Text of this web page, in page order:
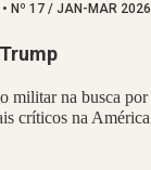
• Nº 17 / JAN-MAR 2026
militar na busca por
críticos na América